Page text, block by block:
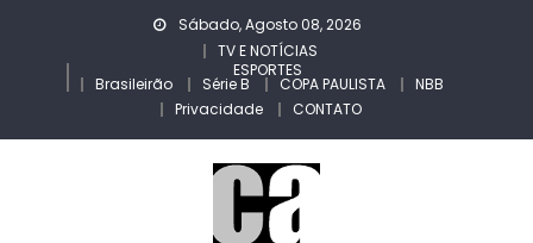
Sábado, Agosto 08, 2026
TV E NOTÍCIAS
ESPORTES
Brasileirão Série B COPA PAULISTA
NBB
Privacidade
CONTATO